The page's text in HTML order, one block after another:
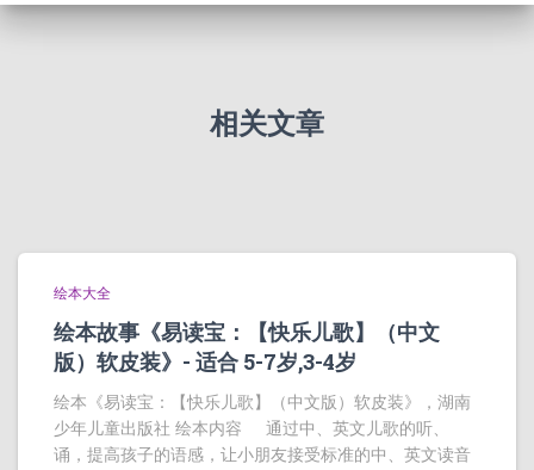
相关文章
绘本大全
绘本故事《易读宝：【快乐儿歌】（中文
版）软皮装》- 适合 5-7岁,3-4岁
绘本《易读宝：【快乐儿歌】（中文版）软皮装》，湖南
少年儿童出版社 绘本内容 通过中、英文儿歌的听、
诵，提高孩子的语感，让小朋友接受标准的中、英文读音